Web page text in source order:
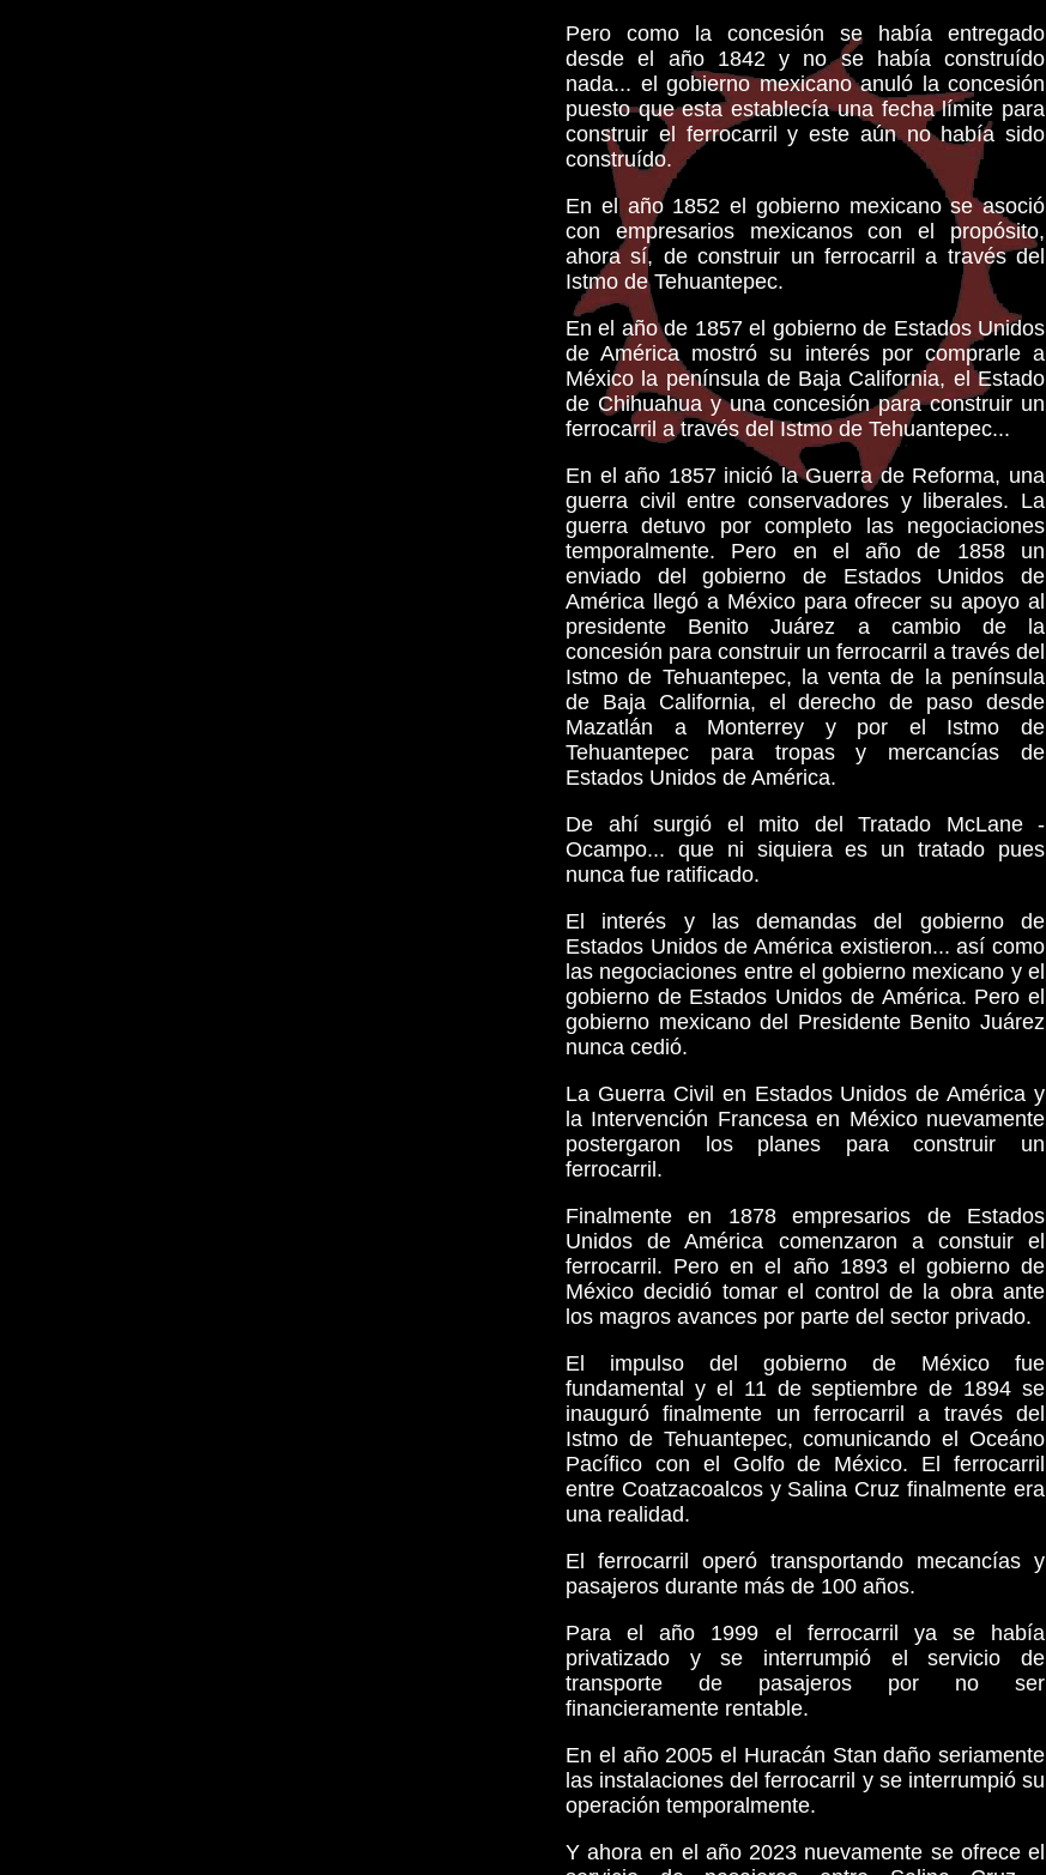
Pero como la concesión se había entregado
desde el año 1842 y no se había construído
nada... el gobierno mexicano anuló la concesión
puesto que esta establecía una fecha límite para
construir el ferrocarril y este aún no había sido
construído.
En el año 1852 el gobierno mexicano se asoció
con empresarios mexicanos con el propósito,
ahora sí, de construir un ferrocarril a través del
Istmo de Tehuantepec.
En el año de 1857 el gobierno de Estados Unidos
de América mostró su interés por comprarle a
México la península de Baja California, el Estado
de Chihuahua y una concesión para construir un
ferrocarril a través del Istmo de Tehuantepec...
En el año 1857 inició la Guerra de Reforma, una
guerra civil entre conservadores y liberales. La
guerra detuvo por completo las negociaciones
temporalmente. Pero en el año de 1858 un
enviado del gobierno de Estados Unidos de
América llegó a México para ofrecer su apoyo al
presidente Benito Juárez a cambio de la
concesión para construir un ferrocarril a través del
Istmo de Tehuantepec, la venta de la península
de Baja California, el derecho de paso desde
Mazatlán a Monterrey y por el Istmo de
Tehuantepec para tropas y mercancías de
Estados Unidos de América.
De ahí surgió el mito del Tratado McLane -
Ocampo... que ni siquiera es un tratado pues
nunca fue ratificado.
El interés y las demandas del gobierno de
Estados Unidos de América existieron... así como
las negociaciones entre el gobierno mexicano y el
gobierno de Estados Unidos de América. Pero el
gobierno mexicano del Presidente Benito Juárez
nunca cedió.
La Guerra Civil en Estados Unidos de América y
la Intervención Francesa en México nuevamente
postergaron los planes para construir un
ferrocarril.
Finalmente en 1878 empresarios de Estados
Unidos de América comenzaron a constuir el
ferrocarril. Pero en el año 1893 el gobierno de
México decidió tomar el control de la obra ante
los magros avances por parte del sector privado.
El impulso del gobierno de México fue
fundamental y el 11 de septiembre de 1894 se
inauguró finalmente un ferrocarril a través del
Istmo de Tehuantepec, comunicando el Oceáno
Pacífico con el Golfo de México. El ferrocarril
entre Coatzacoalcos y Salina Cruz finalmente era
una realidad.
El ferrocarril operó transportando mecancías y
pasajeros durante más de 100 años.
Para el año 1999 el ferrocarril ya se había
privatizado y se interrumpió el servicio de
transporte de pasajeros por no ser
financieramente rentable.
En el año 2005 el Huracán Stan daño seriamente
las instalaciones del ferrocarril y se interrumpió su
operación temporalmente.
Y ahora en el año 2023 nuevamente se ofrece el